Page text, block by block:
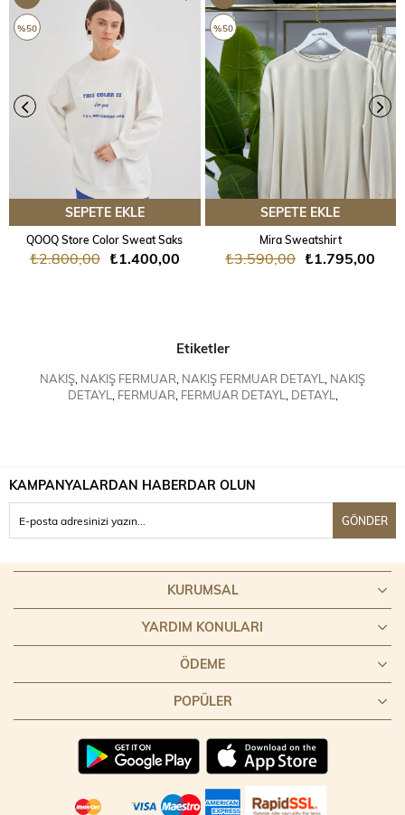
SEPETE EKLE
QOOQ Store Color Sweat Saks
₺1.400,00
₺2.800,00
ÜRÜN
%50
SEPETE EKLE
Mira Sweatshirt
₺1.795,00
₺3.590,00
ÜRÜN
%50
Etiketler
NAKIŞ NAKIŞ FERMUAR NAKIŞ FERMUAR DETAYL NAKIŞ
DETAYL FERMUAR FERMUAR DETAYL DETAYL
KAMPANYALARDAN HABERDAR OLUN
GÖNDER
KURUMSAL
YARDIM KONULARI
ÖDEME
POPÜLER